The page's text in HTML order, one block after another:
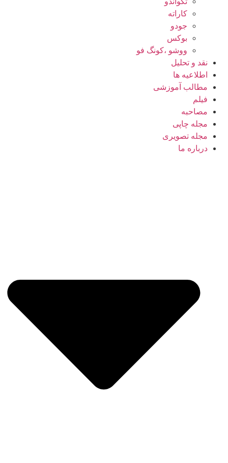
کاراته
جودو
بوکس
ووشو ،کونگ فو
نقد و تحلیل
اطلاعیه ها
مطالب آموزشی
فیلم
مصاحبه
مجله چاپی
مجله تصویری
درباره ما